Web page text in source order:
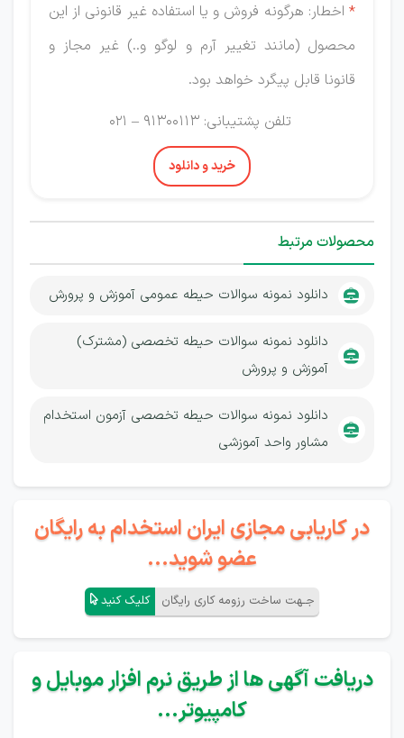
* اخطار: هرگونه فروش و یا استفاده غیر قانونی از این
محصول (مانند تغییر آرم و لوگو و..) غیر مجاز و
قانونا قابل پیگرد خواهد بود.
تلفن پشتیبانی: 91300113 – 021
خرید و دانلود
محصولات مرتبط
دانلود نمونه سوالات حیطه عمومی آموزش و پرورش
دانلود نمونه سوالات حیطه تخصصی (مشترک)
آموزش و پرورش
دانلود نمونه سوالات حیطه تخصصی آزمون استخدام
مشاور واحد آموزشی
در کاریابی مجازی ایران استخدام به رایگان
عضو شوید...
جـهت ساخت رزومه کاری رایگان کلیک کنید
دریافت آگهی ها از طریق نرم افزار موبایل و
کامپیوتر...